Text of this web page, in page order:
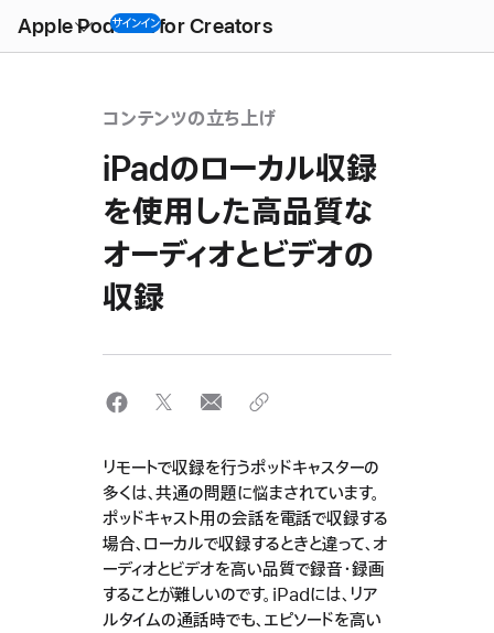
Apple Podcast for Creators
Menu
サインイン
コンテンツの立ち上げ
iPadのローカル収録
を使用した高品質な
オーディオとビデオの
収録
リモートで収録を行うポッドキャスターの
多くは、共通の問題に悩まされています。
ポッドキャスト用の会話を電話で収録する
場合、ローカルで収録するときと違って、オ
ーディオとビデオを高い品質で録音・録画
することが難しいのです。iPadには、リア
ルタイムの通話時でも、エピソードを高い